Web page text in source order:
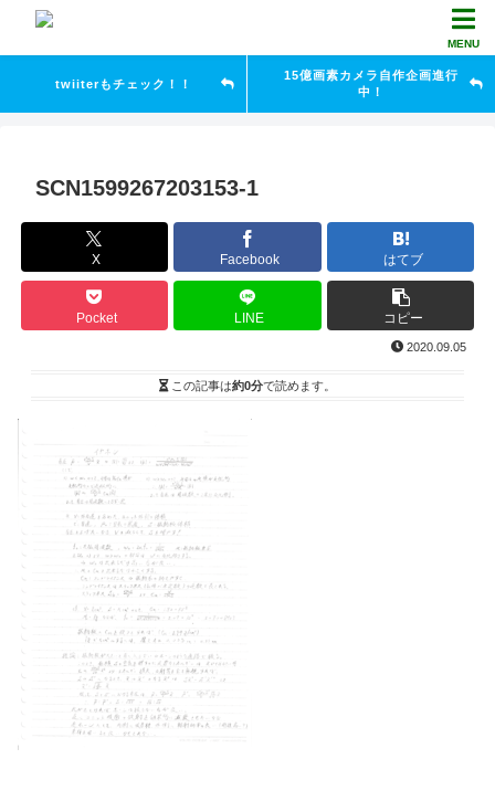
MENU
twiiterもチェック！！
15億画素カメラ自作企画進行
中！
SCN1599267203153-1
X Facebook はてブ
Pocket LINE コピー
2020.09.05
この記事は約0分で読めます。